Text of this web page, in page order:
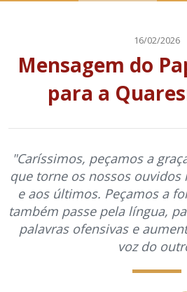
16/02/2026
Mensagem do
para a
"Caríssimos, peçamos a
que torne os nossos ouvidos
e aos últimos. Peçamos a
também passe pela língua,
palavras ofensivas e
voz do